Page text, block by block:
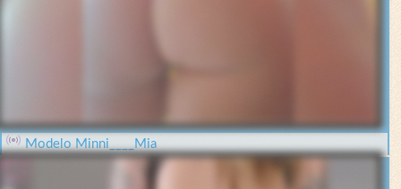
Modelo Minni____Mia